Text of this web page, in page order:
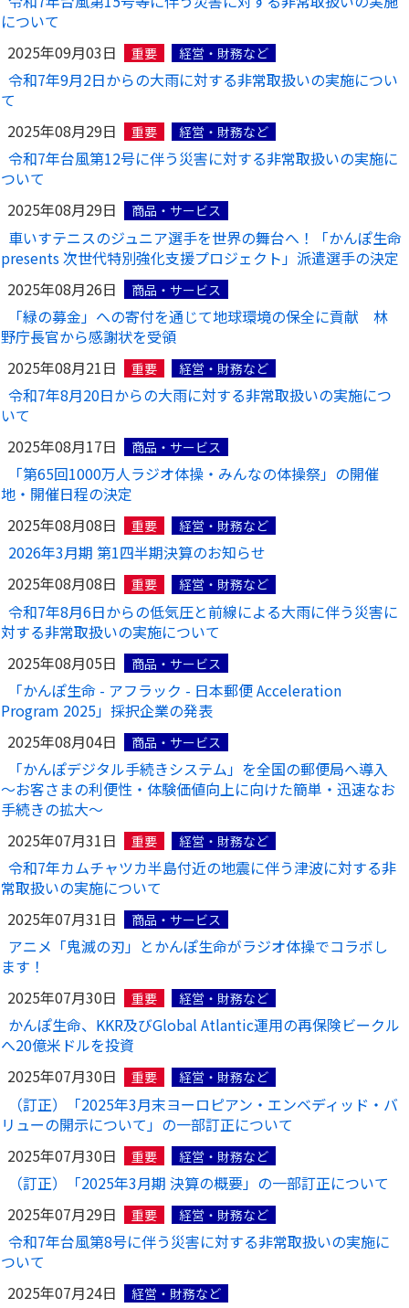
について
2025年09月03日
重要 経営・財務など
令和7年9月2日からの大雨に対する非常取扱いの実施につい
て
2025年08月29日
重要 経営・財務など
令和7年台風第12号に伴う災害に対する非常取扱いの実施に
ついて
2025年08月29日
商品・サービス
車いすテニスのジュニア選手を世界の舞台へ！「かんぽ生命
presents 次世代特別強化支援プロジェクト」派遣選手の決定
2025年08月26日
商品・サービス
「緑の募金」への寄付を通じて地球環境の保全に貢献 林
野庁長官から感謝状を受領
2025年08月21日
重要 経営・財務など
令和7年8月20日からの大雨に対する非常取扱いの実施につ
いて
2025年08月17日
商品・サービス
「第65回1000万人ラジオ体操・みんなの体操祭」の開催
地・開催日程の決定
2025年08月08日
重要 経営・財務など
2026年3月期 第1四半期決算のお知らせ
2025年08月08日
重要 経営・財務など
令和7年8月6日からの低気圧と前線による大雨に伴う災害に
対する非常取扱いの実施について
2025年08月05日
商品・サービス
「かんぽ生命 - アフラック - 日本郵便 Acceleration
Program 2025」採択企業の発表
2025年08月04日
商品・サービス
「かんぽデジタル手続きシステム」を全国の郵便局へ導入
～お客さまの利便性・体験価値向上に向けた簡単・迅速なお
手続きの拡大～
2025年07月31日
重要 経営・財務など
令和7年カムチャツカ半島付近の地震に伴う津波に対する非
常取扱いの実施について
2025年07月31日
商品・サービス
アニメ「鬼滅の刃」とかんぽ生命がラジオ体操でコラボし
ます！
2025年07月30日
重要 経営・財務など
かんぽ生命、KKR及びGlobal Atlantic運用の再保険ビークル
へ20億米ドルを投資
2025年07月30日
重要 経営・財務など
（訂正）「2025年3月末ヨーロピアン・エンベディッド・バ
リューの開示について」の一部訂正について
2025年07月30日
重要 経営・財務など
（訂正）「2025年3月期 決算の概要」の一部訂正について
2025年07月29日
重要 経営・財務など
令和7年台風第8号に伴う災害に対する非常取扱いの実施に
ついて
2025年07月24日
経営・財務など